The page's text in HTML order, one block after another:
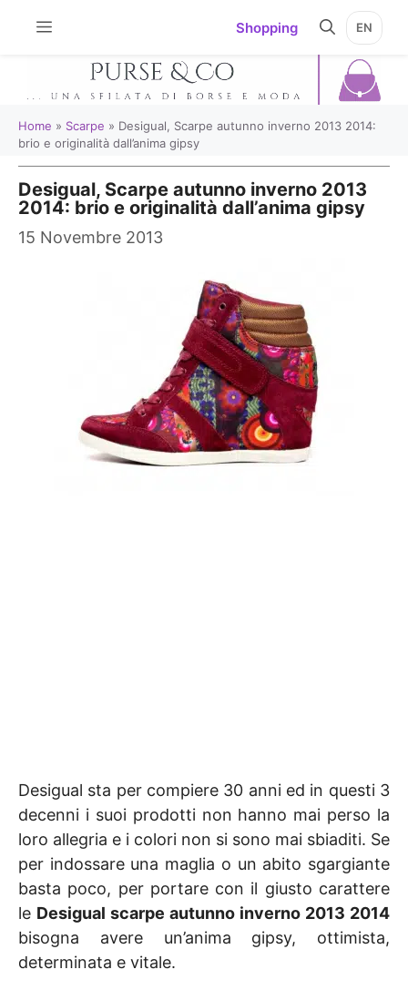
Shopping EN
Home » Scarpe » Desigual, Scarpe autunno inverno 2013 2014:
brio e originalità dall’anima gipsy
Desigual, Scarpe autunno inverno 2013
2014: brio e originalità dall’anima gipsy
15 Novembre 2013
Desigual sta per compiere 30 anni ed in questi 3
decenni i suoi prodotti non hanno mai perso la
loro allegria e i colori non si sono mai sbiaditi. Se
per indossare una maglia o un abito sgargiante
basta poco, per portare con il giusto carattere
le Desigual scarpe autunno inverno 2013 2014
bisogna avere un’anima gipsy, ottimista,
determinata e vitale.